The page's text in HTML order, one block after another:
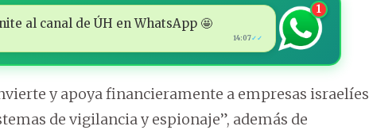
al canal de ÚH en WhatsApp 🤩
14:07✓✓
1
y apoya financieramente a empresas israelíes
de vigilancia y espionaje”, además de